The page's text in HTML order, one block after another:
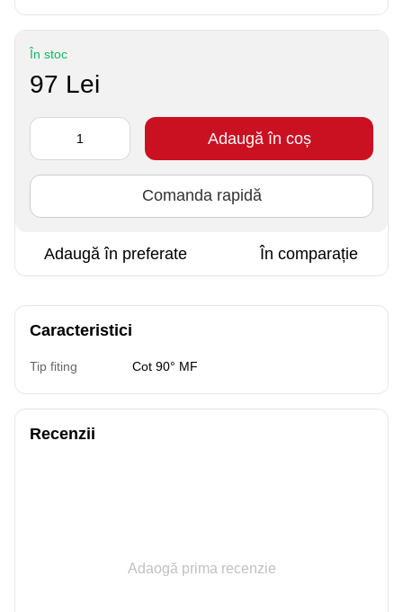
În stoc
97 Lei
Adaugă în coș
Comanda rapidă
Adaugă în preferate În comparație
Caracteristici
Tip fiting Cot 90° MF
Recenzii
Adaogă prima recenzie